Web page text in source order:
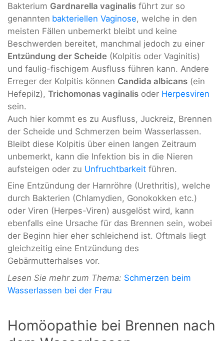
Bakterium Gardnarella vaginalis führt zur so
genannten bakteriellen Vaginose, welche in den
meisten Fällen unbemerkt bleibt und keine
Beschwerden bereitet, manchmal jedoch zu einer
Entzündung der Scheide (Kolpitis oder Vaginitis)
und faulig-fischigem Ausfluss führen kann. Andere
Erreger der Kolpitis können Candida albicans (ein
Hefepilz), Trichomonas vaginalis oder Herpesviren
sein.
Auch hier kommt es zu Ausfluss, Juckreiz, Brennen
der Scheide und Schmerzen beim Wasserlassen.
Bleibt diese Kolpitis über einen langen Zeitraum
unbemerkt, kann die Infektion bis in die Nieren
aufsteigen oder zu Unfruchtbarkeit führen.
Eine Entzündung der Harnröhre (Urethritis), welche
durch Bakterien (Chlamydien, Gonokokken etc.)
oder Viren (Herpes-Viren) ausgelöst wird, kann
ebenfalls eine Ursache für das Brennen sein, wobei
der Beginn hier eher schleichend ist. Oftmals liegt
gleichzeitig eine Entzündung des
Gebärmutterhalses vor.
Lesen Sie mehr zum Thema: Schmerzen beim
Wasserlassen bei der Frau
Homöopathie bei Brennen nach